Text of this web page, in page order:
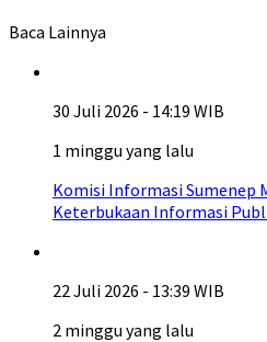
Baca Lainnya
30 Juli 2026 - 14:19 WIB
1 minggu yang lalu
Komisi Informasi Sumenep
Keterbukaan Informasi
22 Juli 2026 - 13:39 WIB
2 minggu yang lalu